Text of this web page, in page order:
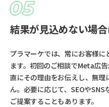
結果が見込めない場
プラマーケでは、常にお客様
ます。初回のご相談でMeta広
直にその理由をお伝えし、無
ん。必要に応じて、SEOや
ご提案することもあります。